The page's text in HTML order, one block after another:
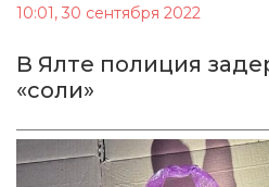
10:01, 30 сентября 2022
В Ялте полиция
«соли»